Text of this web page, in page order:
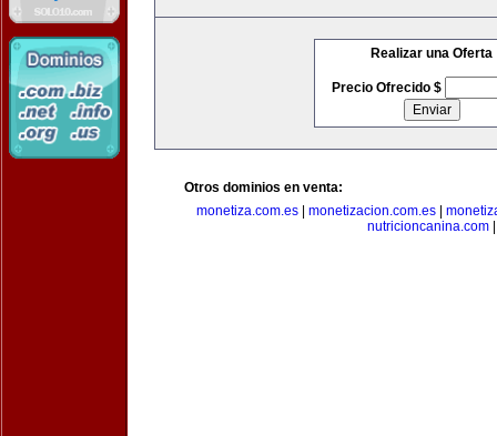
Realizar una Oferta
Precio Ofrecido $
Otros dominios en venta:
monetiza.com.es| monetizacion.com.es|
nutricioncanina.com